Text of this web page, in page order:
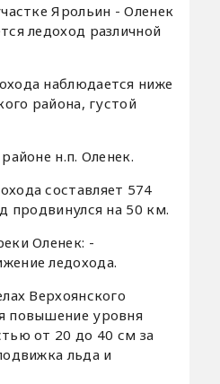
Ярольин - Оленек
ледоход различной
наблюдается ниже
района, густой
н.п. Оленек.
составляет 574
продвинулся на 50 км.
Оленек: -
ледохода.
Верхоянского
повышение уровня
от 20 до 40 см за
льда и